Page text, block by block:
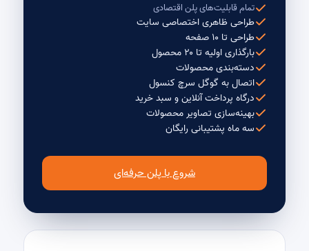
تمام قابلیت‌های پلن اقتصادی
طراحی ظاهری اختصاصی سایت
طراحی تا ۱۰ صفحه
بارگذاری اولیه تا ۲۰ محصول
دسته‌بندی محصولات
اتصال به گوگل سرچ کنسول
درگاه پرداخت آنلاین و سبد خرید
بهینه‌سازی تصاویر محصولات
سه ماه پشتیبانی رایگان
شروع با پلن حرفه‌ای